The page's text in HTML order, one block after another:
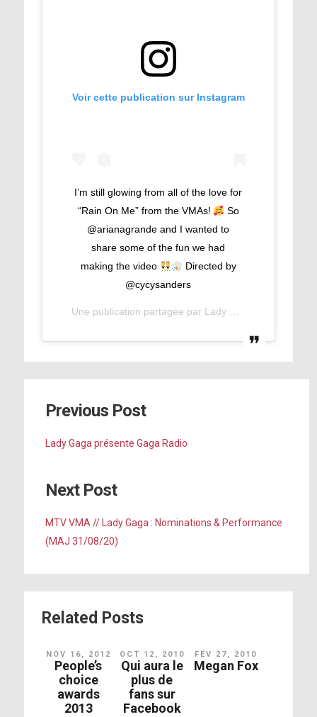
Voir cette publication sur Instagram
I’m still glowing from all of the love for
“Rain On Me” from the VMAs!
So
@arianagrande and I wanted to
share some of the fun we had
making the video
Directed by
@cycysanders
Une publication partagée par Lady Gaga
Previous Post
Lady Gaga présente Gaga Radio
Next Post
MTV VMA // Lady Gaga : Nominations & Performance
(MAJ 31/08/20)
Related Posts
NOV 16, 2012
People’s
choice
awards
2013
OCT 12, 2010
Qui aura le
plus de
fans sur
Facebook
FÉV 27, 2010
Megan Fox